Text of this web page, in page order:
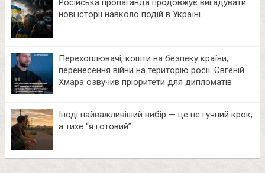
Російська пропаганда продовжує вигадувати
нові історії навколо подій в Україні
Перехоплювачі, кошти на безпеку країни,
перенесення війни на територію росії: Євгеній
Хмара озвучив пріоритети для дипломатів
Іноді найважливіший вибір — це не гучний крок,
а тихе “я готовий”.